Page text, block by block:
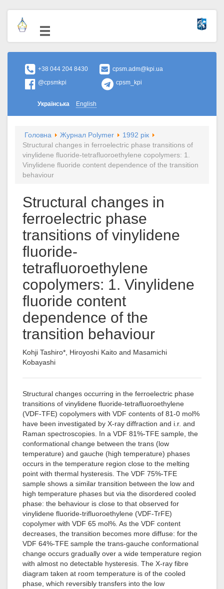
+38 044 204 8430
cpsm.adm@kpi.ua
@cpsmkpi
cpsm_kpi
Українська English
Головна Журнал Polymer
1992 рік
Structural changes in ferroelectric phase transitions of
vinylidene fluoride-tetrafluoroethylene copolymers: 1.
Vinylidene fluoride content dependence of the transition
behaviour
Structural changes in
ferroelectric phase
transitions of vinylidene
fluoride-
tetrafluoroethylene
copolymers: 1. Vinylidene
fluoride content
dependence of the
transition behaviour
Kohji Tashiro*, Hiroyoshi Kaito and Masamichi
Kobayashi
Structural changes occurring in the ferroelectric phase
transitions of vinylidene fluoride-tetrafluoroethylene
(VDF-TFE) copolymers with VDF contents of 81-0 mol%
have been investigated by X-ray diffraction and i.r. and
Raman spectroscopies. In a VDF 81%-TFE sample, the
conformational change between the trans (low
temperature) and gauche (high temperature) phases
occurs in the temperature region close to the melting
point with thermal hysteresis. The VDF 75%-TFE
sample shows a similar transition between the low and
high temperature phases but via the disordered cooled
phase: the behaviour is close to that observed for
vinylidene fluoride-trifluoroethylene (VDF-TrFE)
copolymer with VDF 65 mol%. As the VDF content
decreases, the transition becomes more diffuse: for the
VDF 64%-TFE sample the trans-gauche conformational
change occurs gradually over a wide temperature region
with almost no detectable hysteresis. The X-ray fibre
diagram taken at room temperature is of the cooled
phase, which reversibly transfers into the low